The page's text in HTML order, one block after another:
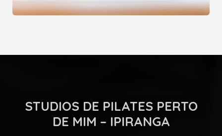
STUDIOS DE PILATES PERTO
DE MIM – IPIRANGA